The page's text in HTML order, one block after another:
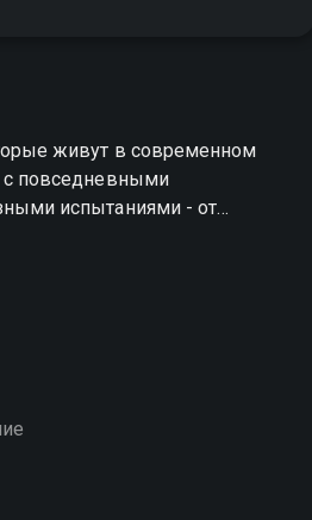
живут в современном
с повседневными
испытаниями - от
сердца до